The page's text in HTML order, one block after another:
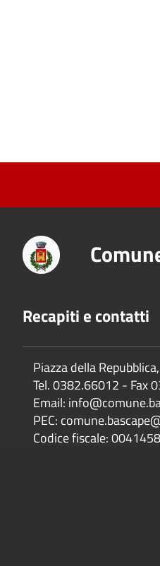
Recapiti e contatti
Piazza della
Tel. 0382.66012 - Fax
Email:
PEC:
Codice fiscale: